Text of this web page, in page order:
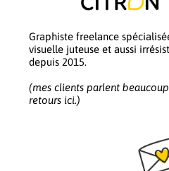
Graphiste freelance
visuelle juteuse et aussi
depuis 2015.
(mes clients parlent
retours ici.)